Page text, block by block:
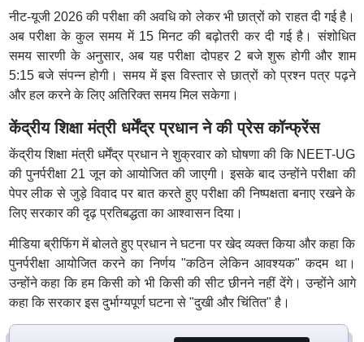
नीट-यूजी 2026 की परीक्षा की अवधि को लेकर भी छात्रों को राहत दी गई है।
अब परीक्षा के कुल समय में 15 मिनट की बढ़ोतरी कर दी गई है। संशोधित
समय सारणी के अनुसार, अब यह परीक्षा दोपहर 2 बजे शुरू होगी और शाम
5:15 बजे संपन्न होगी। समय में इस विस्तार से छात्रों को प्रश्न पत्र पढ़ने
और हल करने के लिए अतिरिक्त समय मिल सकेगा।
केंद्रीय शिक्षा मंत्री धर्मेंद्र प्रधान ने की प्रेस कॉन्फ्रेंस
केंद्रीय शिक्षा मंत्री धर्मेंद्र प्रधान ने शुक्रवार को घोषणा की कि NEET-UG
की पुनर्परीक्षा 21 जून को आयोजित की जाएगी। इसके बाद उन्होंने परीक्षा की
पेपर लीक से जुड़े विवाद पर बात करते हुए परीक्षा की निष्पक्षता बनाए रखने के
लिए सरकार की दृढ़ प्रतिबद्धता का आश्वासन दिया।
मीडिया ब्रीफिंग में बोलते हुए प्रधान ने घटना पर खेद व्यक्त किया और कहा कि
पुनर्परीक्षा आयोजित करने का निर्णय "कठिन लेकिन आवश्यक" कदम था।
उन्होंने कहा कि हम किसी को भी किसी की सीट छीनने नहीं देंगे। उन्होंने आगे
कहा कि सरकार इस दुर्भाग्यपूर्ण घटना से "दुखी और चिंतित" है।